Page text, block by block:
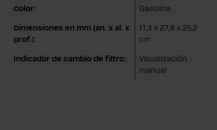
Color: Gasolina
Dimensiones en mm (an. x al. x
prof.):
11,3 x 27,8 x 25,2
cm
Indicador de cambio de filtro:
Visualización
manual